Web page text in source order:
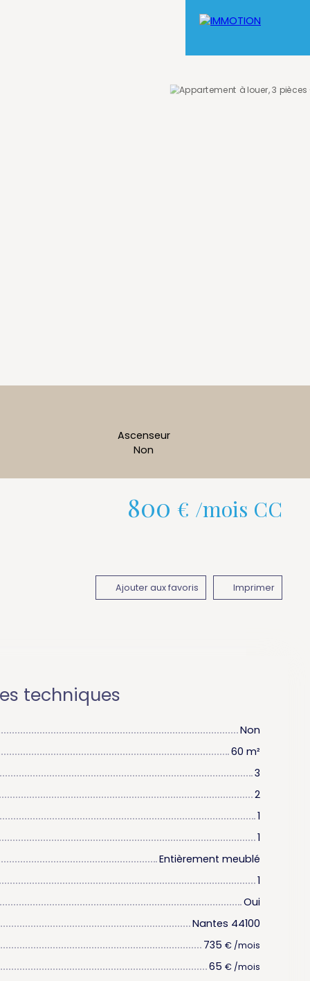
Aide à la Gestion Locative Contact
Ascenseur
Non
800 € /mois CC
Ajouter aux favoris Imprimer
techniques
Non
60 m²
3
2
1
1
Entièrement meublé
1
Oui
Nantes 44100
735 € /mois
65 € /mois